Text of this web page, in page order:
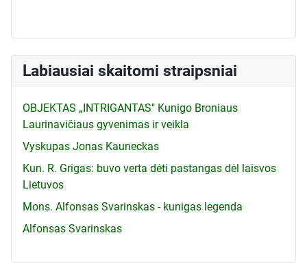
Labiausiai skaitomi straipsniai
OBJEKTAS „INTRIGANTAS" Kunigo Broniaus
Laurinavičiaus gyvenimas ir veikla
Vyskupas Jonas Kauneckas
Kun. R. Grigas: buvo verta dėti pastangas dėl laisvos
Lietuvos
Mons. Alfonsas Svarinskas - kunigas legenda
Alfonsas Svarinskas